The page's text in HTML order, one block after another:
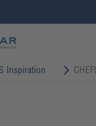
Inspiration